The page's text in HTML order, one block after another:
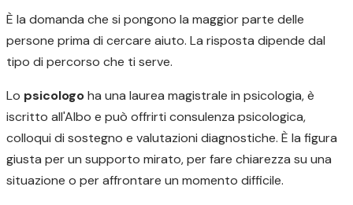
È la domanda che si pongono la maggior parte delle
persone prima di cercare aiuto. La risposta dipende dal
tipo di percorso che ti serve.
Lo psicologoha una laurea magistrale in psicologia, è
iscritto all'Albo e può offrirti consulenza psicologica,
colloqui di sostegno e valutazioni diagnostiche. È la figura
giusta per un supporto mirato, per fare chiarezza su una
situazione o per affrontare un momento difficile.